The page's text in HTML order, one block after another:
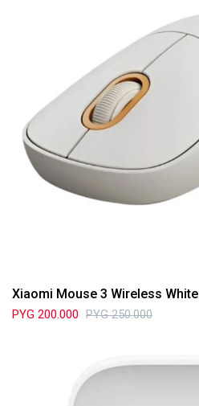
Xiaomi Mouse 3 Wireless White
PYG 200.000 PYG 250.000